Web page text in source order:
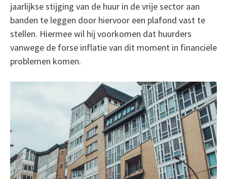
jaarlijkse stijging van de huur in de vrije sector aan
banden te leggen door hiervoor een plafond vast te
stellen. Hiermee wil hij voorkomen dat huurders
vanwege de forse inflatie van dit moment in financiële
problemen komen.